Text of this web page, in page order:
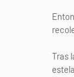
Tras